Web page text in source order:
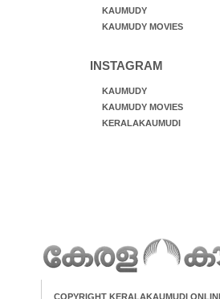
KAUMUDY
KAUMUDY MOVIES
INSTAGRAM
KAUMUDY
KAUMUDY MOVIES
KERALAKAUMUDI
COPYRIGHT KERALAKAUMUDI